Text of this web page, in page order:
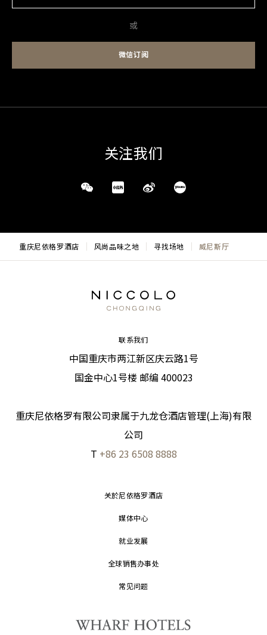
或
微信订阅
关注我们
重庆尼依格罗酒店 风尚品味之地 寻找场地 威尼斯厅
联系我们
中国重庆市两江新区庆云路1号
国金中心1号楼 邮编 400023
重庆尼依格罗有限公司隶属于九龙仓酒店管理(上海)有限
公司
T +86 23 6508 8888
关於尼依格罗酒店
媒体中心
就业发展
全球销售办事处
常见问题